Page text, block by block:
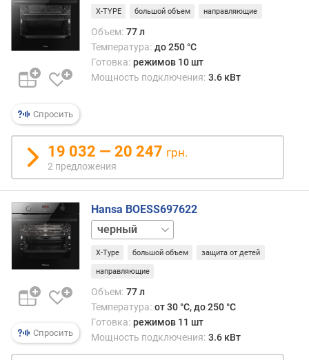
ш
и
р
и
н
а
л
я
в
с
т
р
а
и
в
а
н
и
(
)
Спросить
X-TYPE большой объем направляющие
Объем: 77 л
Температура: до 250 °C
Готовка: режимов 10 шт
Мощность подключения: 3.6 кВт
19 032 — 20 247 грн.
2 предложения
Спросить
Hansa BOESS697622
белый
X-Type большой объем защита от детей
направляющие
Объем: 77 л
Температура: от 30 °C, до 250 °C
Готовка: режимов 11 шт
Мощность подключения: 3.6 кВт